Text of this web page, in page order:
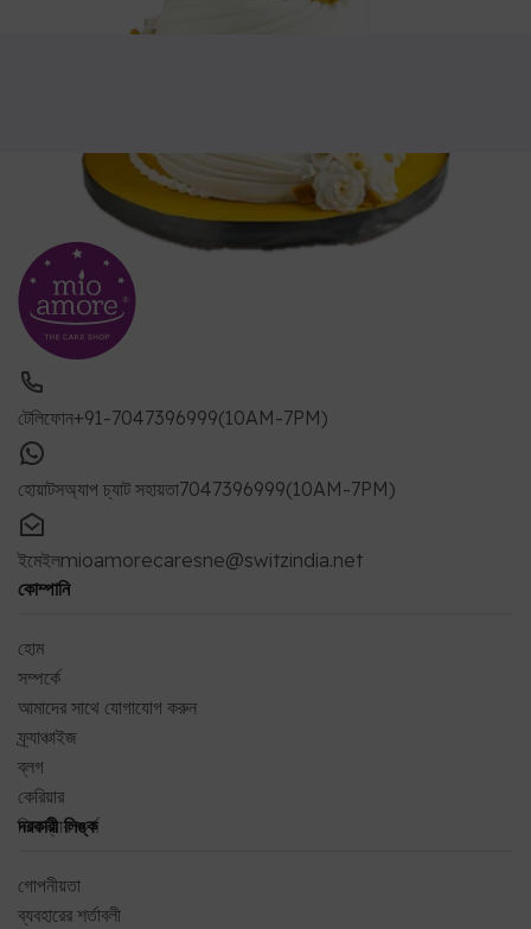
টেলিফোন+91-7047396999(10AM-7PM)
হোয়াটসঅ্যাপ চ্যাট সহায়তা7047396999(10AM-7PM)
ইমেইলmioamorecaresne@switzindia.net
কোম্পানি
হোম
সম্পর্কে
আমাদের সাথে যোগাযোগ করুন
ফ্র্যাঞ্চাইজ
ব্লগ
কেরিয়ার
ফিডব্যাক ফর্ম
দরকারী লিঙ্ক
গোপনীয়তা
ব্যবহারের শর্তাবলী